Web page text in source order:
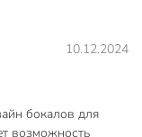
190 мл
10.12.2024
бокалов для
возможность